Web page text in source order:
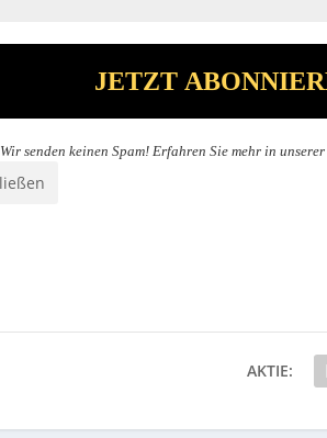
Wir senden keinen Spam! Erfahren Sie mehr in unserer
AKTIE: